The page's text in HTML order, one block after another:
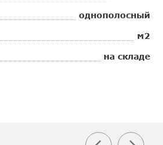
однополосный
м2
на складе